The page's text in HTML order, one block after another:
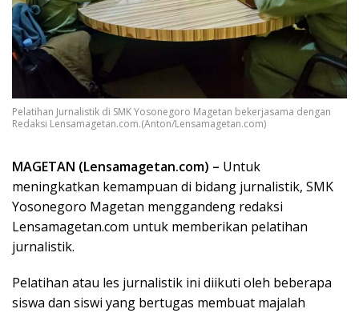
Pelatihan Jurnalistik di SMK Yosonegoro Magetan bekerjasama dengan
Redaksi Lensamagetan.com.(Anton/Lensamagetan.com)
MAGETAN (Lensamagetan.com) – Untuk
meningkatkan kemampuan di bidang jurnalistik, SMK
Yosonegoro Magetan menggandeng redaksi
Lensamagetan.com untuk memberikan pelatihan
jurnalistik.
Pelatihan atau les jurnalistik ini diikuti oleh beberapa
siswa dan siswi yang bertugas membuat majalah